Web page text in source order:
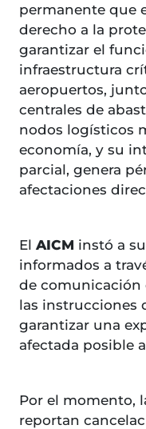
permanente que
derecho a la
garantizar el
infraestructura
aeropuertos,
centrales de
nodos logísticos
economía, y su
parcial, genera
afectaciones
El AICM instó a
informados a
de comunicación
las instrucciones
garantizar una
afectada posible
Por el momento,
reportan